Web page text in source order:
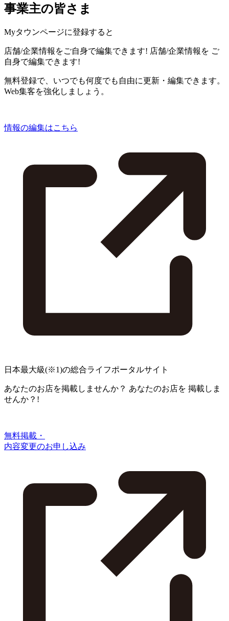
事業主の皆さま
Myタウンページに登録すると
店舗/企業情報をご自身で編集できます! 店舗/企業情報を ご
自身で編集できます!
無料登録で、いつでも何度でも自由に更新・編集できます。
Web集客を強化しましょう。
情報の編集はこちら
日本最大級(※1)の総合ライフポータルサイト
あなたのお店を掲載しませんか？ あなたのお店を 掲載しま
せんか？!
無料掲載・
内容変更のお申し込み